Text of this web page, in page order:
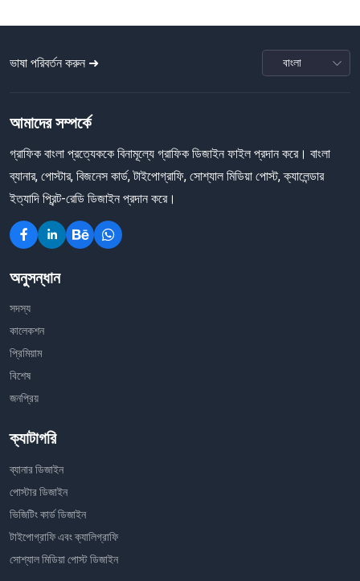
ভাষা পরিবর্তন করুন ➜
আমাদের সম্পর্কে
গ্রাফিক বাংলা প্রত্যেককে বিনামূল্যে গ্রাফিক ডিজাইন ফাইল প্রদান করে। বাংলা
ব্যানার, পোস্টার, বিজনেস কার্ড, টাইপোগ্রাফি, সোশ্যাল মিডিয়া পোস্ট, ক্যালেন্ডার
ইত্যাদি প্রিন্ট-রেডি ডিজাইন প্রদান করে।
অনুসন্ধান
সদস্য
কালেকশন
প্রিমিয়াম
বিশেষ
জনপ্রিয়
ক্যাটাগরি
ব্যানার ডিজাইন
পোস্টার ডিজাইন
ভিজিটিং কার্ড ডিজাইন
টাইপোগ্রাফি এবং ক্যালিগ্রাফি
সোশ্যাল মিডিয়া পোস্ট ডিজাইন